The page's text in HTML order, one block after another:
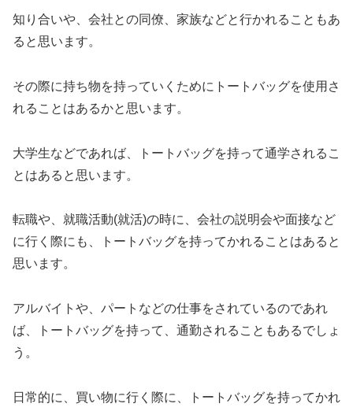
知り合いや、会社との同僚、家族などと行かれることもあ
ると思います。
その際に持ち物を持っていくためにトートバッグを使用さ
れることはあるかと思います。
大学生などであれば、トートバッグを持って通学されるこ
とはあると思います。
転職や、就職活動(就活)の時に、会社の説明会や面接など
に行く際にも、トートバッグを持ってかれることはあると
思います。
アルバイトや、パートなどの仕事をされているのであれ
ば、トートバッグを持って、通勤されることもあるでしょ
う。
日常的に、買い物に行く際に、トートバッグを持ってかれ